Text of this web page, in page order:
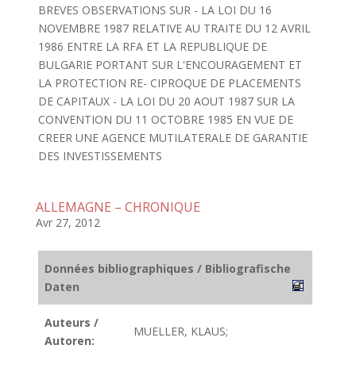
BREVES OBSERVATIONS SUR - LA LOI DU 16
NOVEMBRE 1987 RELATIVE AU TRAITE DU 12 AVRIL
1986 ENTRE LA RFA ET LA REPUBLIQUE DE
BULGARIE PORTANT SUR L'ENCOURAGEMENT ET
LA PROTECTION RE- CIPROQUE DE PLACEMENTS
DE CAPITAUX - LA LOI DU 20 AOUT 1987 SUR LA
CONVENTION DU 11 OCTOBRE 1985 EN VUE DE
CREER UNE AGENCE MUTILATERALE DE GARANTIE
DES INVESTISSEMENTS
ALLEMAGNE – CHRONIQUE
Avr 27, 2012
Données bibliographiques / Bibliografische
Daten
Auteurs /
Autoren:
MUELLER, KLAUS;